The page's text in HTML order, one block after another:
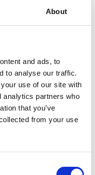
About
and ads, to
to analyse our traffic.
use of our site with
analytics partners who
that you’ve
from your use